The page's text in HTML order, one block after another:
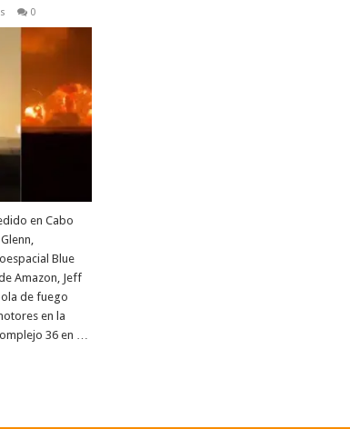
0
en Cabo
Blue
Amazon, Jeff
de fuego
en la
36 en …